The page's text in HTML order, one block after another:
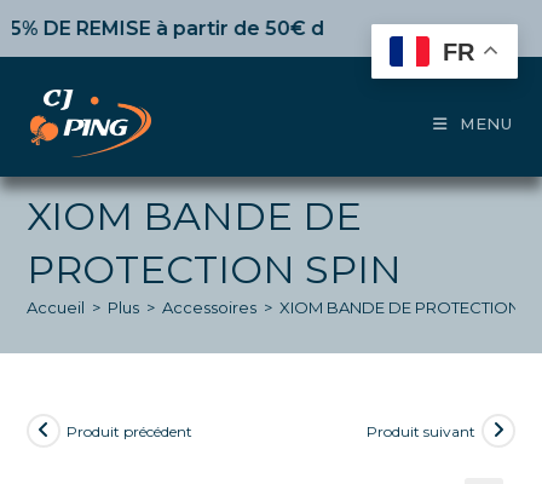
REMISEà partir de 50€ d’achat, 10%dès 100€,15%
MENU
XIOM BANDE DE
PROTECTION SPIN
Accueil > Plus > Accessoires > XIOM BANDE DE PROTECTION
Produit précédent Produit suivant
FR